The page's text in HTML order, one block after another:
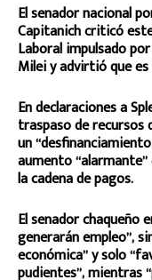
El senador nacional
Capitanich criticó
Laboral impulsado
Milei y advirtió que es
En declaraciones a
traspaso de recursos
un
aumento
la cadena de pagos.
El senador
generarán empleo”,
económica” y solo
pudientes”, mientras